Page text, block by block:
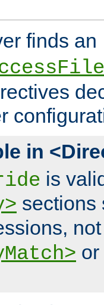
finds an
in
is
sections
or